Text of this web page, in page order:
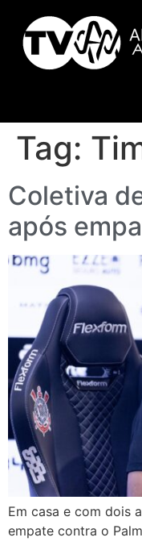
Tag:
Coletiva
após
Em casa e com dois
empate contra o